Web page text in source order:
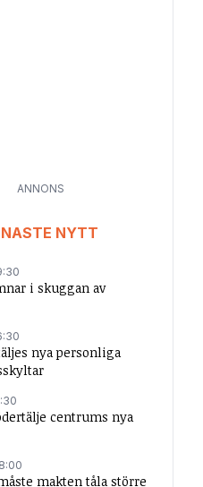
ANNONS
NYTT
i skuggan av
nya personliga
centrums nya
makten tåla större